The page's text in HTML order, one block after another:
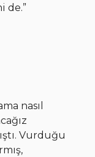
de.”
nasıl
Vurduğu